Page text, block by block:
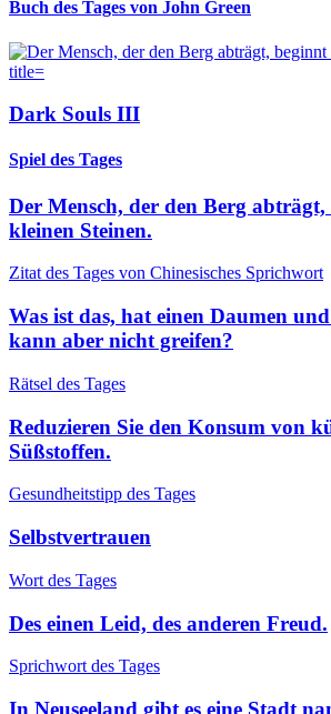
Buch des Tages von John Green
Dark Souls III
Spiel des Tages
Der Mensch, der den Berg
kleinen Steinen.
Zitat des Tages von Chinesisches Sprichwort
Was ist das, hat einen Daumen
kann aber nicht greifen?
Rätsel des Tages
Reduzieren Sie den Konsum von
Süßstoffen.
Gesundheitstipp des Tages
Selbstvertrauen
Wort des Tages
Des einen Leid, des anderen Freud.
Sprichwort des Tages
In Neuseeland gibt es eine Stadt